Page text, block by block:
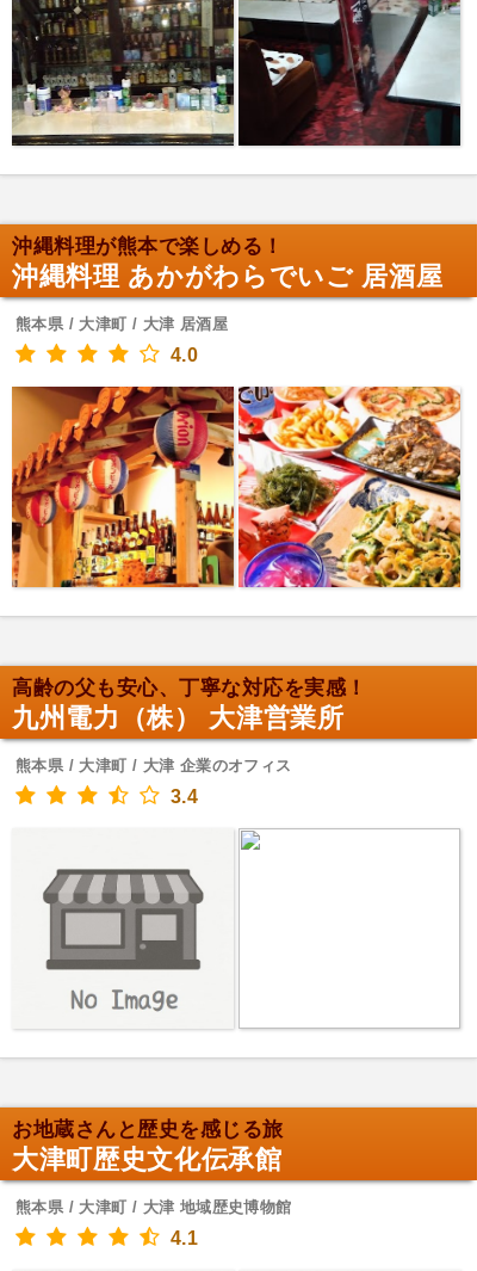
沖縄料理が熊本で楽しめる！
沖縄料理 あかがわらでいご 居酒屋
熊本県 / 大津町 / 大津 居酒屋
4.0
高齢の父も安心、丁寧な対応を実感！
九州電力（株） 大津営業所
熊本県 / 大津町 / 大津 企業のオフィス
3.4
お地蔵さんと歴史を感じる旅
大津町歴史文化伝承館
熊本県 / 大津町 / 大津 地域歴史博物館
4.1